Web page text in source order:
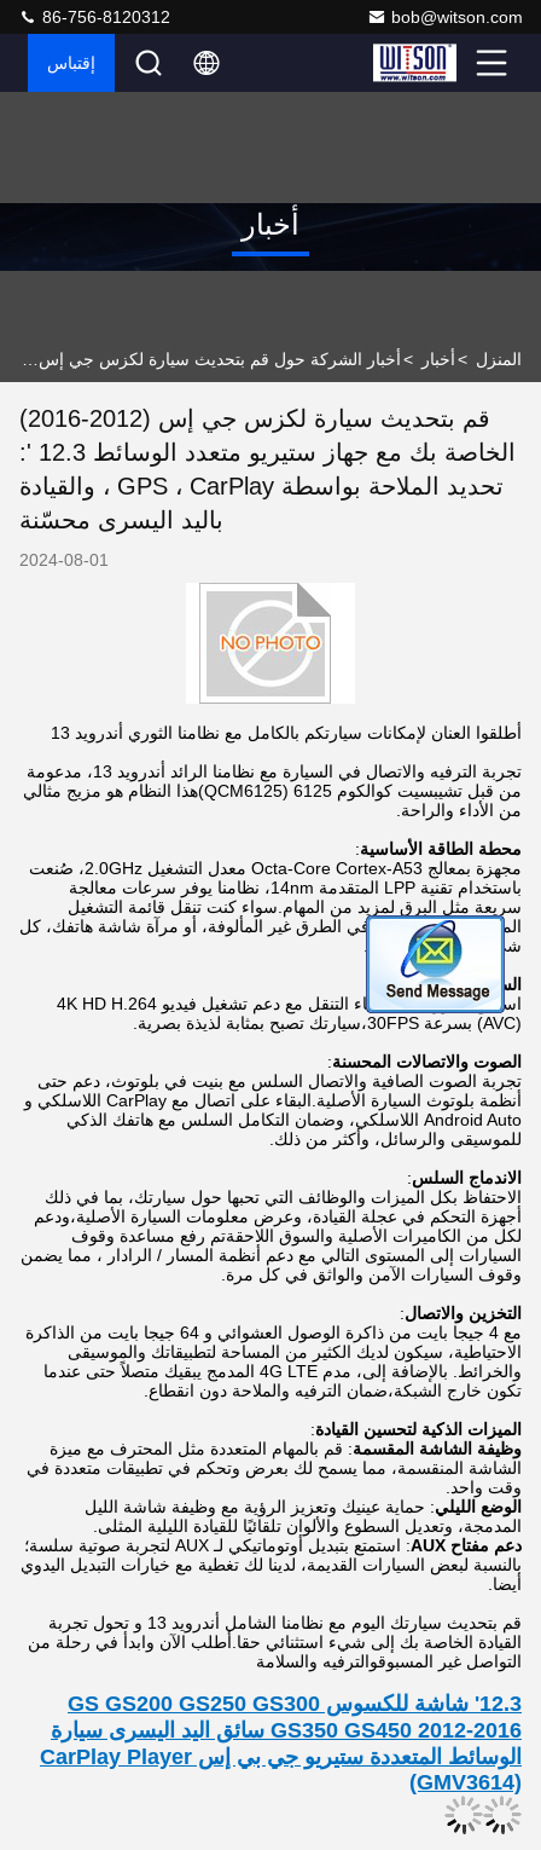
bob@witson.com
86-756-8120312
إقتباس
أخبار
المنزل >أخبار >
قم بتحديث سيارة لكزس جي إس (2012-2016)
الخاصة بك مع جهاز ستيريو متعدد الوسائط 12.3 ':
تحديد الملاحة بواسطة GPS ، CarPlay ، والقيادة
باليد اليسرى محسّنة
2024-08-01
أطلقوا العنان لإمكانات سيارتكم بالكامل مع نظامنا الثوري أندرويد 13
تجربة الترفيه والاتصال في السيارة مع نظامنا الرائد أندرويد 13، مدعومة
من قبل تشيبسيت كوالكوم 6125 (QCM6125)هذا النظام هو مزيج مثالي
من الأداء والراحة.
محطة الطاقة الأساسية:
مجهزة بمعالج Octa-Core Cortex-A53 معدل التشغيل 2.0GHz، صُنعت
باستخدام تقنية LPP المتقدمة 14nm، نظامنا يوفر سرعات معالجة
سريعة مثل البرق لمزيد من المهام.سواء كنت تنقل قائمة التشغيل
المفضلة لديك، التنقل في الطرق غير المألوفة، أو مرآة شاشة هاتفك، كل
شيء يحدث دون عائق.
السيطرة البصرية:
استمتع بصور مذهلة أثناء التنقل مع دعم تشغيل فيديو 4K HD H.264
(AVC) بسرعة 30FPS،سيارتك تصبح بمثابة لذيذة بصرية.
الصوت والاتصالات المحسنة:
تجربة الصوت الصافية والاتصال السلس مع بنيت في بلوتوث، دعم حتى
أنظمة بلوتوث السيارة الأصلية.البقاء على اتصال مع CarPlay اللاسلكي و
Android Auto اللاسلكي، وضمان التكامل السلس مع هاتفك الذكي
للموسيقى والرسائل، وأكثر من ذلك.
الاندماج السلس:
الاحتفاظ بكل الميزات والوظائف التي تحبها حول سيارتك، بما في ذلك
أجهزة التحكم في عجلة القيادة، وعرض معلومات السيارة الأصلية،ودعم
لكل من الكاميرات الأصلية والسوق اللاحقةتم رفع مساعدة وقوف
السيارات إلى المستوى التالي مع دعم أنظمة المسار / الرادار ، مما يضمن
وقوف السيارات الآمن والواثق في كل مرة.
التخزين والاتصال:
مع 4 جيجا بايت من ذاكرة الوصول العشوائي و 64 جيجا بايت من الذاكرة
الاحتياطية، سيكون لديك الكثير من المساحة لتطبيقاتك والموسيقى
والخرائط. بالإضافة إلى، مدم 4G LTE المدمج يبقيك متصلاً حتى عندما
تكون خارج الشبكة،ضمان الترفيه والملاحة دون انقطاع.
الميزات الذكية لتحسين القيادة:
وظيفة الشاشة المقسمة: قم بالمهام المتعددة مثل المحترف مع ميزة
الشاشة المنقسمة، مما يسمح لك بعرض وتحكم في تطبيقات متعددة في
وقت واحد.
الوضع الليلي: حماية عينيك وتعزيز الرؤية مع وظيفة شاشة الليل
المدمجة، وتعديل السطوع والألوان تلقائيًا للقيادة الليلية المثلى.
دعم مفتاح AUX
: استمتع بتبديل أوتوماتيكي لـ AUX لتجربة صوتية سلسة؛
بالنسبة لبعض السيارات القديمة، لدينا لك تغطية مع خيارات التبديل اليدوي
أيضا.
قم بتحديث سيارتك اليوم مع نظامنا الشامل أندرويد 13 و تحول تجربة
القيادة الخاصة بك إلى شيء استثنائي حقا.أطلب الآن وابدأ في رحلة من
التواصل غير المسبوقوالترفيه والسلامة
12.3' شاشة للكسوس GS GS200 GS250 GS300
GS350 GS450 2012-2016 سائق اليد اليسرى سيارة
الوسائط المتعددة ستيريو جي بي إس CarPlay Player
(GMV3614)